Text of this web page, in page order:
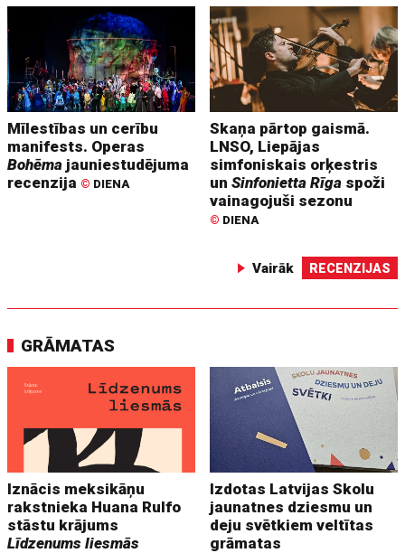
Mīlestības un cerību
manifests. Operas
Bohēma jauniestudējuma
recenzija © DIENA
Skaņa pārtop gaismā.
LNSO, Liepājas
simfoniskais orķestris
unSinfonietta Rīga spoži
vainagojuši sezonu
© DIENA
Vairāk RECENZIJAS
GRĀMATAS
Iznācis meksikāņu
rakstnieka Huana Rulfo
stāstu krājums
Līdzenums liesmās
Izdotas Latvijas Skolu
jaunatnes dziesmu un
deju svētkiem veltītas
grāmatas